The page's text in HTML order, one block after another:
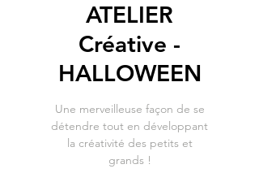
ATELIER
Créative -
HALLOWEEN
Une merveilleuse façon de se
détendre tout en développant
la créativité des petits et
grands !